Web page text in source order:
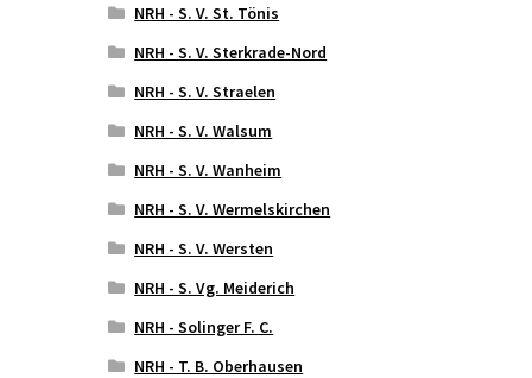
NRH - S. V. St. Tönis
NRH - S. V. Sterkrade-Nord
NRH - S. V. Straelen
NRH - S. V. Walsum
NRH - S. V. Wanheim
NRH - S. V. Wermelskirchen
NRH - S. V. Wersten
NRH - S. Vg. Meiderich
NRH - Solinger F. C.
NRH - T. B. Oberhausen